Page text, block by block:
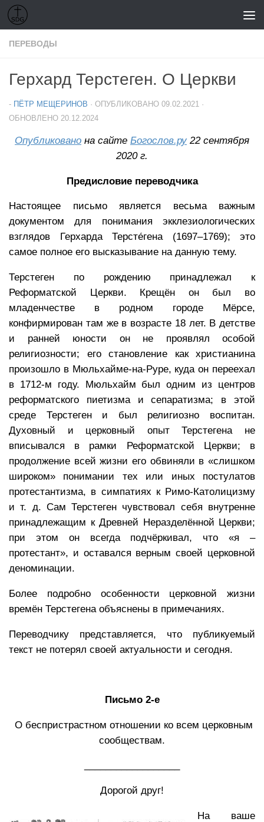
Перейти к содержимому
ПЕРЕВОДЫ
Герхард Терстеген. О Церкви
- ПЁТР МЕЩЕРИНОВ · ОПУБЛИКОВАНО 09.02.2021 ·
ОБНОВЛЕНО 20.12.2024
Опубликовано на сайте Богослов.ру 22 сентября
2020 г.
Предисловие переводчика
Настоящее письмо является весьма важным
документом для понимания экклезиологических
взглядов Герхарда Терсте́гена (1697–1769); это
самое полное его высказывание на данную тему.
Терстеген по рождению принадлежал к
Реформатской Церкви. Крещён он был во
младенчестве в родном городе Мёрсе,
конфирмирован там же в возрасте 18 лет. В детстве
и ранней юности он не проявлял особой
религиозности; его становление как христианина
произошло в Мюльхайме-на-Руре, куда он переехал
в 1712-м году. Мюльхайм был одним из центров
реформатского пиетизма и сепаратизма; в этой
среде Терстеген и был религиозно воспитан.
Духовный и церковный опыт Терстегена не
вписывался в рамки Реформатской Церкви; в
продолжение всей жизни его обвиняли в «слишком
широком» понимании тех или иных постулатов
протестантизма, в симпатиях к Римо-Католицизму
и т. д. Сам Терстеген чувствовал себя внутренне
принадлежащим к Древней Неразделённой Церкви;
при этом он всегда подчёркивал, что «я –
протестант», и оставался верным своей церковной
деноминации.
Более подробно особенности церковной жизни
времён Терстегена объяснены в примечаниях.
Переводчику представляется, что публикуемый
текст не потерял своей актуальности и сегодня.
Письмо 2-е
О беспристрастном отношении ко всем церковным
сообществам.
Дорогой друг!
На ваше